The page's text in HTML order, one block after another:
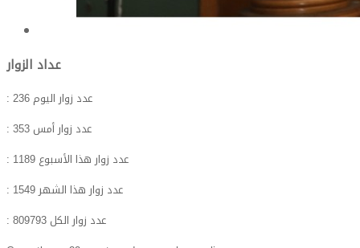
عداد الزوار
: عدد زوار اليوم236
: عدد زوار أمس 353
: عدد زوار هذا الأسبوع 1189
: عدد زوار هذا الشهر 1549
: عدد زوار الكل 809793